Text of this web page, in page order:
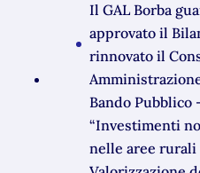
Il GAL Borba
approvato il
rinnovato il
Bando Pubblico
“Investimenti
nelle aree rurali